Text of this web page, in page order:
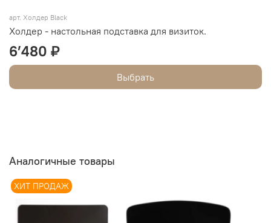
арт. Холдер Black
Холдер - настольная подставка для визиток.
6’480 ₽
Выбрать
Аналогичные товары
ХИТ ПРОДАЖ